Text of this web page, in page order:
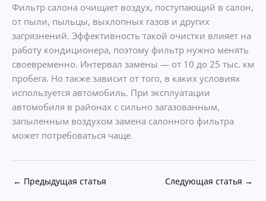
Фильтр салона очищает воздух, поступающий в салон,
от пыли, пыльцы, выхлопных газов и других
загрязнений. Эффективность такой очистки влияет на
работу кондиционера, поэтому фильтр нужно менять
своевременно. Интервал замены — от 10 до 25 тыс. км
пробега. Но также зависит от того, в каких условиях
используется автомобиль. При эксплуатации
автомобиля в районах с сильно загазованным,
запыленным воздухом замена салонного фильтра
может потребоваться чаще.
← Предыдущая статья Следующая статья →